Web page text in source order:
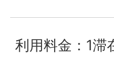
利用料金：1滞